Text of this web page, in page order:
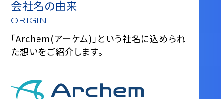
会社名の由来
ORIGIN
「Archem(アーケム)」という社名に込められ
た想いをご紹介します。